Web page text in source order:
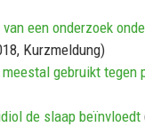
een onderzoek
Kurzmeldung)
gebruikt
de slaap beïnvloedt